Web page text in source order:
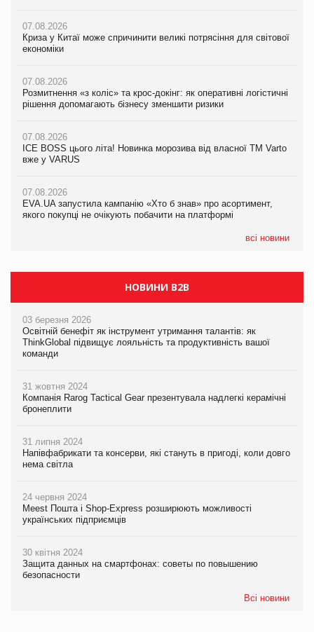
07.08.2026
Криза у Китаї може спричинити великі потрясіння для світової
економіки
07.08.2026
Розмитнення «з коліс» та крос-докінг: як оперативні логістичні
рішення допомагають бізнесу зменшити ризики
07.08.2026
ICE BOSS цього літа! Новинка морозива від власної ТМ Varto
вже у VARUS
07.08.2026
EVA.UA запустила кампанію «Хто б знав» про асортимент,
якого покупці не очікують побачити на платформі
всі новини
07.08.2026
Криза у Китаї може спричинити великі потрясіння для світової
економіки
07.08.2026
Розмитнення «з коліс» та крос-докінг: як оперативні логістичні
рішення допомагають бізнесу зменшити ризики
07.08.2026
ICE BOSS цього літа! Новинка морозива від власної ТМ Varto
вже у VARUS
07.08.2026
EVA.UA запустила кампанію «Хто б знав» про асортимент,
якого покупці не очікують побачити на платформі
07.08.2026
Криза у Китаї може спричинити великі потрясіння для світової
економіки
07.08.2026
Kraft Heinz скоротила збиток у першому півріччі
Продажі Hugo Boss впали на 9%
НОВИНИ B2B
03 березня 2026
Освітній бенефіт як інструмент утримання талантів: як
ThinkGlobal підвищує лояльність та продуктивність вашої
команди
31 жовтня 2024
Компанія Rarog Tactical Gear презентувала надлегкі керамічні
бронеплити
31 липня 2024
Напівфабрикати та консерви, які стануть в пригоді, коли довго
нема світла
24 червня 2024
Meest Пошта і Shop-Express розширюють можливості
українських підприємців
30 квітня 2024
Защита данных на смартфонах: советы по повышению
безопасности
Всі новини